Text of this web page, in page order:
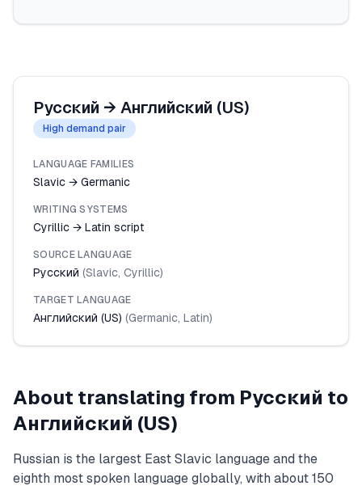
Русский → Английский (US)
High demand pair
LANGUAGE FAMILIES
Slavic → Germanic
WRITING SYSTEMS
Cyrillic → Latin script
SOURCE LANGUAGE
Русский (Slavic, Cyrillic)
TARGET LANGUAGE
Английский (US) (Germanic, Latin)
About translating from Русский to
Английский (US)
Russian is the largest East Slavic language and the
eighth most spoken language globally, with about 150